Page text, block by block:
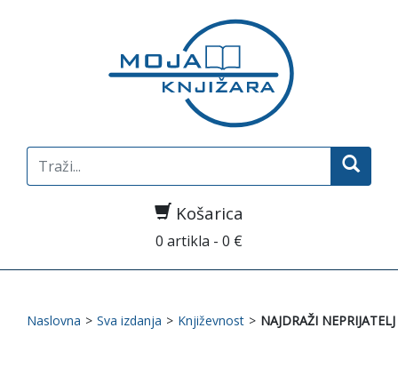
Search
for:
Košarica
0 artikla - 0 €
Naslovna > Sva izdanja > Književnost > NAJDRAŽI NEPRIJATELJ